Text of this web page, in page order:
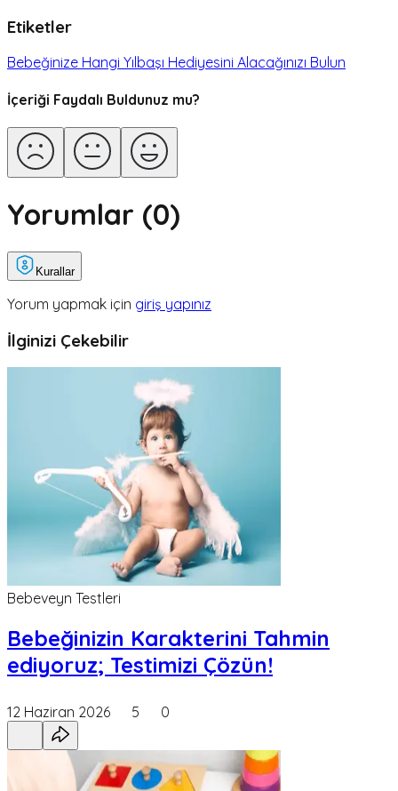
Etiketler
Bebeğinize Hangi Yılbaşı Hediyesini Alacağınızı Bulun
İçeriği Faydalı Buldunuz mu?
Yorumlar (0)
Kurallar
Yorum yapmak için giriş yapınız
İlginizi Çekebilir
Bebeveyn Testleri
Bebeğinizin Karakterini Tahmin
ediyoruz; Testimizi Çözün!
12 Haziran 2026 5 0